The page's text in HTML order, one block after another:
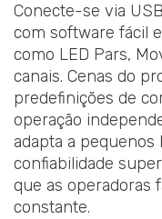
Conecte-se via
com software fácil
como LED Pars,
canais. Cenas do
predefinições de
operação
adapta a pequenos
confiabilidade
que as operadoras
constante.